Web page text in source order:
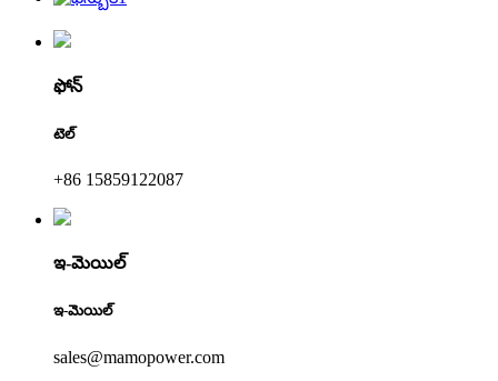
ఫోన్
టెల్
+86 15859122087
ఇ-మెయిల్
ఇ-మెయిల్
sales@mamopower.com